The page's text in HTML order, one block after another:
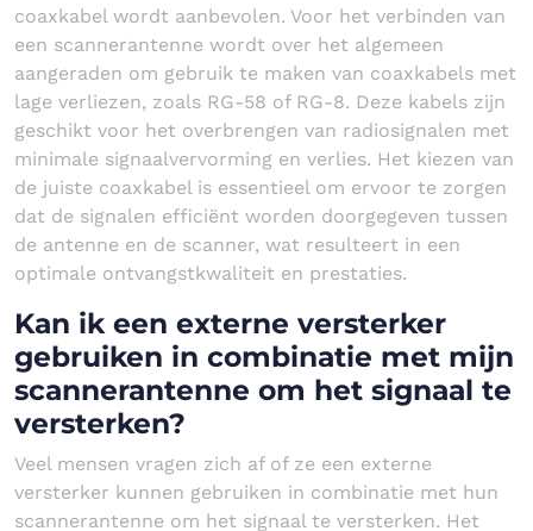
coaxkabel wordt aanbevolen. Voor het verbinden van
een scannerantenne wordt over het algemeen
aangeraden om gebruik te maken van coaxkabels met
lage verliezen, zoals RG-58 of RG-8. Deze kabels zijn
geschikt voor het overbrengen van radiosignalen met
minimale signaalvervorming en verlies. Het kiezen van
de juiste coaxkabel is essentieel om ervoor te zorgen
dat de signalen efficiënt worden doorgegeven tussen
de antenne en de scanner, wat resulteert in een
optimale ontvangstkwaliteit en prestaties.
Kan ik een externe versterker
gebruiken in combinatie met mijn
scannerantenne om het signaal te
versterken?
Veel mensen vragen zich af of ze een externe
versterker kunnen gebruiken in combinatie met hun
scannerantenne om het signaal te versterken. Het